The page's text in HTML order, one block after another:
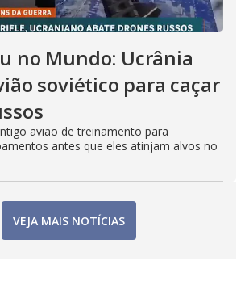
no Mundo: Ucrânia
soviético para caçar
avião de treinamento para
antes que eles atinjam alvos no
VEJA MAIS NOTÍCIAS